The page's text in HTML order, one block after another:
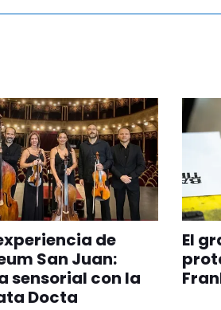
de
San Juan:
sensorial con la
Docta
El